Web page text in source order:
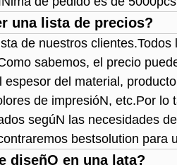
una lista de precios?
de nuestros
sabemos, el precio
espesor del material,
de impresióN, etc.Por lo
segúN las necesidades
bestsolution para
diseñO en una lata?